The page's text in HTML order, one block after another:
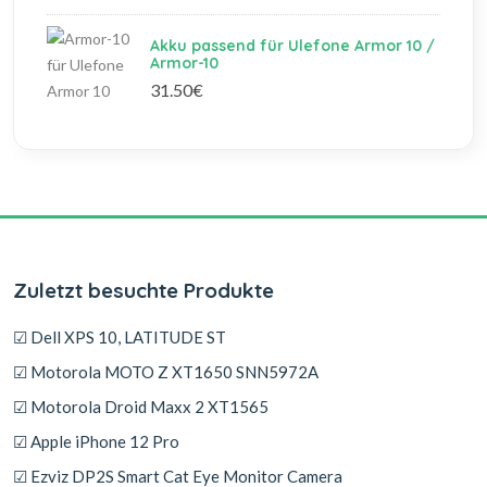
Akku passend für Ulefone Armor 10 /
Armor-10
31.50€
Zuletzt besuchte Produkte
☑ Dell XPS 10, LATITUDE ST
☑ Motorola MOTO Z XT1650 SNN5972A
☑ Motorola Droid Maxx 2 XT1565
☑ Apple iPhone 12 Pro
☑ Ezviz DP2S Smart Cat Eye Monitor Camera